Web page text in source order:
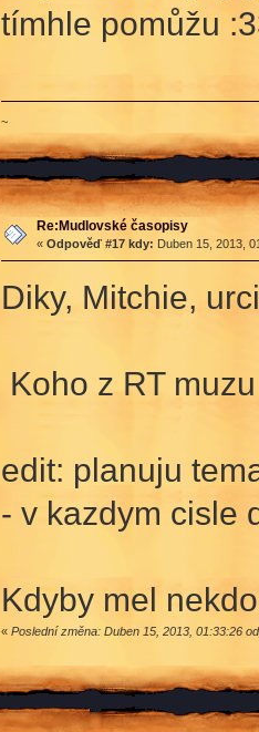
tímhle pomůžu
~
Re:Mudlovské časopisy
« Odpověď #17 kdy: Duben 15, 2013,
Diky, Mitchie,
Koho z RT
edit: planuju
- v kazdym cisle
Kdyby mel
« Poslední změna: Duben 15, 2013, 01:33:26